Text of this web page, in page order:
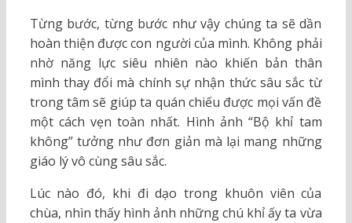
Từng bước, từng bước như vậy chúng ta sẽ dần
hoàn thiện được con người của mình. Không phải
nhờ năng lực siêu nhiên nào khiến bản thân
mình thay đổi mà chính sự nhận thức sâu sắc từ
trong tâm sẽ giúp ta quán chiếu được mọi vấn đề
một cách vẹn toàn nhất. Hình ảnh “Bộ khỉ tam
không” tưởng như đơn giản mà lại mang những
giáo lý vô cùng sâu sắc.
Lúc nào đó, khi đi dạo trong khuôn viên của
chùa, nhìn thấy hình ảnh những chú khỉ ấy ta vừa